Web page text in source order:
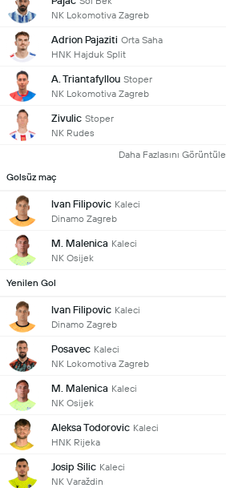
NK Lokomotiva Zagreb
Adrion Pajaziti Orta Saha
HNK Hajduk Split
A. Triantafyllou Stoper
NK Lokomotiva Zagreb
Zivulic Stoper
NK Rudes
Daha Fazlasını Görüntüle
Golsüz maç
Ivan Filipovic Kaleci
Dinamo Zagreb
M. Malenica Kaleci
NK Osijek
Yenilen Gol
Ivan Filipovic Kaleci
Dinamo Zagreb
Posavec Kaleci
NK Lokomotiva Zagreb
M. Malenica Kaleci
NK Osijek
Aleksa Todorovic Kaleci
HNK Rijeka
Josip Silic Kaleci
NK Varaždin